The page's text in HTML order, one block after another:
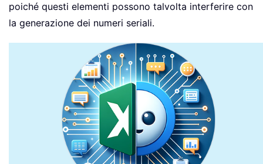
poiché questi elementi possono talvolta interferire con
la generazione dei numeri seriali.